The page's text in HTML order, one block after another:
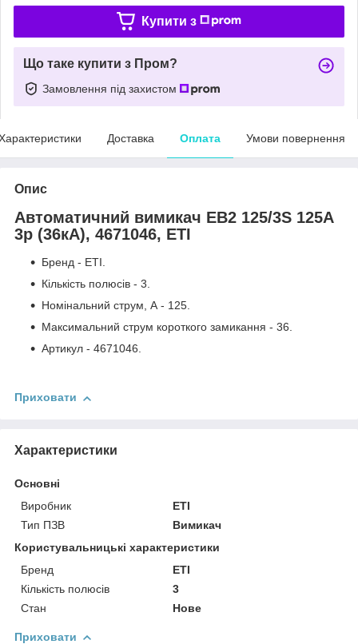
Купити з
Що таке купити з Пром?
Замовлення під захистом
Доставка Оплата Умови повернення
Опис
Автоматичний вимикач EB2 125/3S 125А
3р (36кА), 4671046, ETI
Бренд - ETI.
Кількість полюсів - 3.
Номінальний струм, А - 125.
Максимальний струм короткого замикання - 36.
Артикул - 4671046.
Приховати
Характеристики
Основні
Виробник
ETI
Тип ПЗВ
Вимикач
Користувальницькі характеристики
Бренд
ETI
Кількість полюсів
3
Стан
Нове
Приховати